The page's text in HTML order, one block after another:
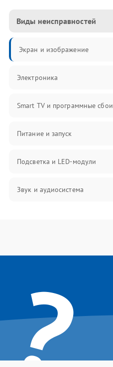
Виды неисправностей
Экран и изображение
Электроника
Smart TV и программные сбои
Питание и запуск
Подсветка и LED-модули
Звук и аудиосистема
Программное обеспечение
Корпус и механика
Пульт и управление
?